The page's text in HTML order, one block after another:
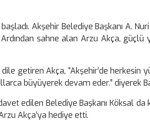
Akşehir Belediye Başkanı A. Nuri
sahne alan Arzu Akça,
getiren Akça, “Akşehir’de herkesin
büyüyerek devam eder.” diyerek
edilen Belediye Başkanı Köksal da
Akça’ya hediye etti.